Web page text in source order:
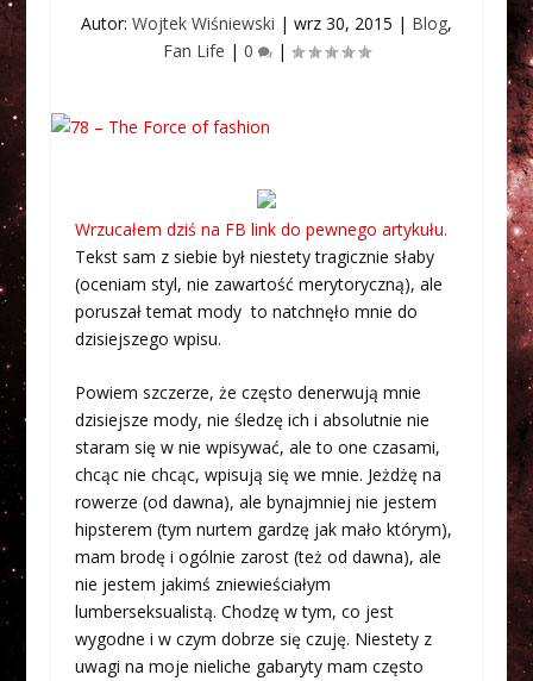
Autor: Wojtek Wiśniewski | wrz 30, 2015 | Blog,
Fan Life | 0 |
Wrzucałem dziś na FB link do pewnego artykułu.
Tekst sam z siebie był niestety tragicznie słaby
(oceniam styl, nie zawartość merytoryczną), ale
poruszał temat mody to natchnęło mnie do
dzisiejszego wpisu.
Powiem szczerze, że często denerwują mnie
dzisiejsze mody, nie śledzę ich i absolutnie nie
staram się w nie wpisywać, ale to one czasami,
chcąc nie chcąc, wpisują się we mnie. Jeżdżę na
rowerze (od dawna), ale bynajmniej nie jestem
hipsterem (tym nurtem gardzę jak mało którym),
mam brodę i ogólnie zarost (też od dawna), ale
nie jestem jakimś zniewieściałym
lumberseksualistą. Chodzę w tym, co jest
wygodne i w czym dobrze się czuję. Niestety z
uwagi na moje nieliche gabaryty mam często